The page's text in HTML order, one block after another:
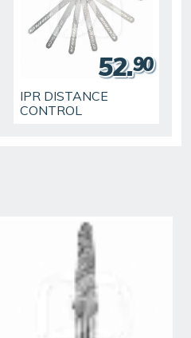
IPR DISTANCE
CONTROL
52.90